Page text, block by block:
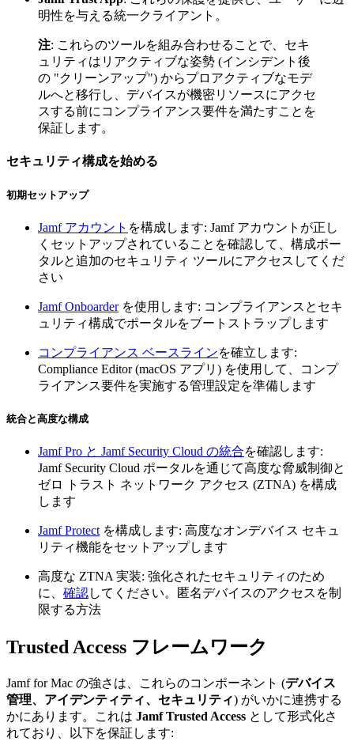
明性を与える統一クライアント。
注: これらのツールを組み合わせることで、セキ
ュリティはリアクティブな姿勢 (インシデント後
の "クリーンアップ") からプロアクティブなモデ
ルへと移行し、デバイスが機密リソースにアクセ
スする前にコンプライアンス要件を満たすことを
保証します。
セキュリティ構成を始める
初期セットアップ
Jamf アカウント を構成します: Jamf アカウントが正し
くセットアップされていることを確認して、構成ポー
タルと追加のセキュリティ ツールにアクセスしてくだ
さい
Jamf Onboarderを使用します: コンプライアンスとセキ
ュリティ構成でポータルをブートストラップします
コンプライアンス ベースラインを確立します:
Compliance Editor (macOS アプリ) を使用して、コンプ
ライアンス要件を実施する管理設定を準備します
統合と高度な構成
Jamf Pro と Jamf Security Cloud の統合を確認します:
Jamf Security Cloud ポータルを通じて高度な脅威制御と
ゼロ トラスト ネットワーク アクセス (ZTNA) を構成
します
Jamf Protect を構成します: 高度なオンデバイス セキュ
リティ機能をセットアップします
高度な ZTNA 実装: 強化されたセキュリティのため
に、 確認してください。匿名デバイスのアクセスを制
限する方法
Trusted Access フレームワーク
Jamf for Mac の強さは、これらのコンポーネント (デバイス
管理、アイデンティティ、セキュリティ) がいかに連携する
かにあります。これは Jamf Trusted Access として形式化さ
れており、以下を保証します: